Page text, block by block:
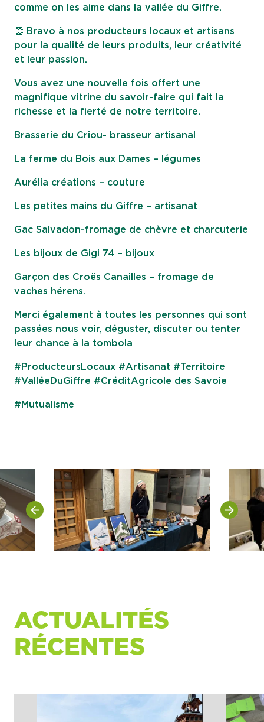
comme on les aime dans la vallée du Giffre.
👏 Bravo à nos producteurs locaux et artisans
pour la qualité de leurs produits, leur créativité
et leur passion.
Vous avez une nouvelle fois offert une
magnifique vitrine du savoir-faire qui fait la
richesse et la fierté de notre territoire.
Brasserie du Criou- brasseur artisanal
La ferme du Bois aux Dames – légumes
Aurélia créations – couture
Les petites mains du Giffre – artisanat
Gac Salvadon-fromage de chèvre et charcuterie
Les bijoux de Gigi 74 – bijoux
Garçon des Croës Canailles – fromage de
vaches hérens.
Merci également à toutes les personnes qui sont
passées nous voir, déguster, discuter ou tenter
leur chance à la tombola
#ProducteursLocaux #Artisanat #Territoire
#ValléeDuGiffre #CréditAgricole des Savoie
#Mutualisme
ACTUALITÉS
RÉCENTES